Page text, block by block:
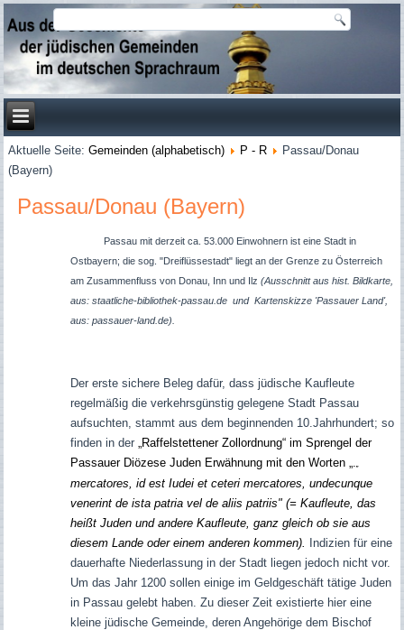
Aktuelle Seite:Gemeinden (alphabetisch) P - R
Passau/Donau
(Bayern)
Passau/Donau (Bayern)
Passau mit derzeit ca. 53.000 Einwohnern ist eine Stadt in
Ostbayern; die sog. "Dreiflüssestadt" liegt an der Grenze zu Österreich
am Zusammenfluss von Donau, Inn und Ilz (Ausschnitt aus hist. Bildkarte,
aus: staatliche-bibliothek-passau.de und Kartenskizze 'Passauer Land',
aus: passauer-land.de).
Der erste sichere Beleg dafür, dass jüdische Kaufleute
regelmäßig die verkehrsgünstig gelegene Stadt Passau
aufsuchten, stammt aus dem beginnenden 10.Jahrhundert; so
finden in der
„Raffelstettener Zollordnung“ im Sprengel der
Passauer Diözese Juden Erwähnung mit den Worten „.
mercatores, id est Iudei et ceteri mercatores, undecunque
venerint de ista patria vel de aliis patriis" (= Kaufleute, das
heißt Juden und andere Kaufleute, ganz gleich ob sie aus
diesem Lande oder einem anderen kommen).
Indizien für eine
dauerhafte Niederlassung in der Stadt liegen jedoch nicht vor.
Um das Jahr 1200 sollen einige im Geldgeschäft tätige Juden
in Passau gelebt haben. Zu dieser Zeit existierte hier eine
kleine jüdische Gemeinde, deren Angehörige dem Bischof